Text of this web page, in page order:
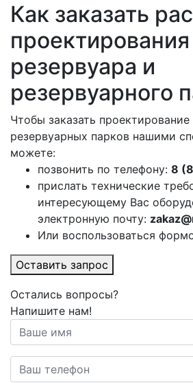
Как заказать
проектирования
резервуара и
резервуарного
Чтобы заказать
резервуарных парков нашими
можете:
позвонить по телефону: 8
прислать технические
интересующему Вас
электронную почту:
Или воспользоваться
Оставить запрос
Остались вопросы?
Напишите нам!